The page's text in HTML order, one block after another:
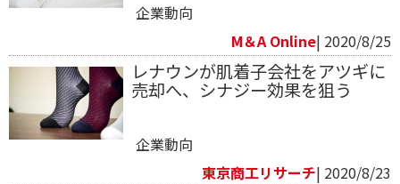
企業動向
M＆A Online| 2020/8/25
レナウンが肌着子会社をアツギに
売却へ、シナジー効果を狙う
企業動向
東京商工リサーチ| 2020/8/23